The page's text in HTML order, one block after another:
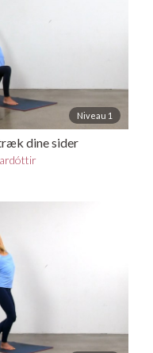
Niveau 1
dine sider